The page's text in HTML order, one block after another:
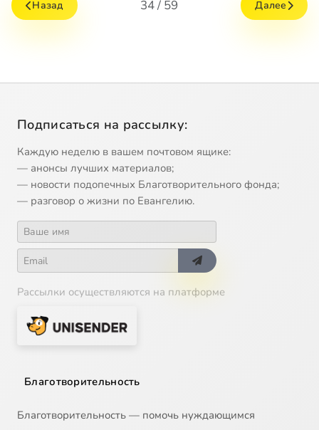
Назад 34 / 59 Далее
Подписаться на рассылку:
Каждую неделю в вашем почтовом ящике:
— анонсы лучших материалов;
— новости подопечных Благотворительного фонда;
— разговор о жизни по Евангелию.
Рассылки осуществляются на платформе
Благотворительность
Благотворительность — помочь нуждающимся